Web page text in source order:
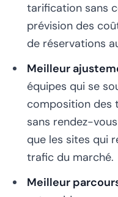
tarification sans
prévision des
de réservations
Meilleur
équipes qui se
composition des
sans rendez-
que les sites qui
trafic du marché.
Meilleur